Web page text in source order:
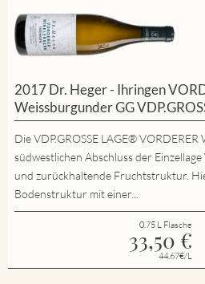
2017 Dr. Heger - Ihringen
Weissburgunder GG
Die VDP.GROSSE LAGE®
südwestlichen Abschluss der
und zurückhaltende Fruchtstruktur.
Bodenstruktur mit einer...
0.75 L Flasche
33,50 €
44.67€/L